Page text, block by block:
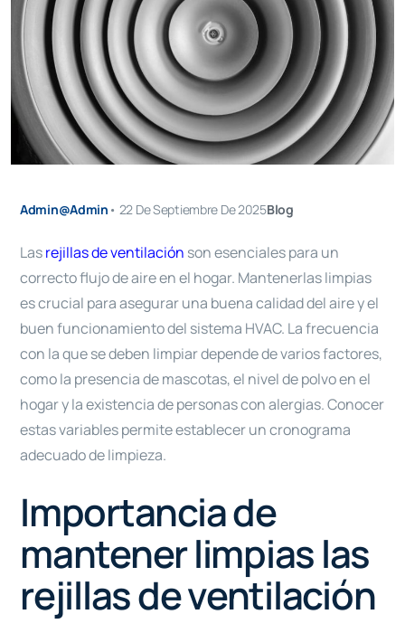
Admin@admin • 22 De Septiembre De 2025Blog
Lasrejillas de ventilación son esenciales para un
correcto flujo de aire en el hogar. Mantenerlas limpias
es crucial para asegurar una buena calidad del aire y el
buen funcionamiento del sistema HVAC. La frecuencia
con la que se deben limpiar depende de varios factores,
como la presencia de mascotas, el nivel de polvo en el
hogar y la existencia de personas con alergias. Conocer
estas variables permite establecer un cronograma
adecuado de limpieza.
Importancia de
mantener limpias las
rejillas de ventilación